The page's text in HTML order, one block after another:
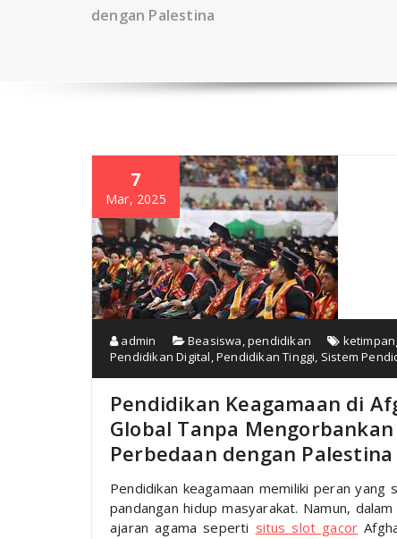
dengan Palestina
7
Mar, 2025
admin Beasiswa,pendidikan
Pendidikan Digital,Pendidikan Tinggi, Sistem
Pendidikan Keagamaan di
Global Tanpa
Perbedaan dengan Palestina
Pendidikan keagamaan memiliki peran
pandangan hidup masyarakat. Namun,
ajaran agama seperti situs slot gacor